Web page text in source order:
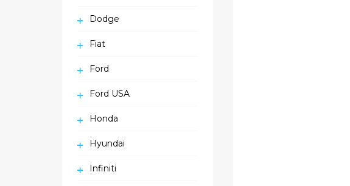
Dodge
Fiat
Ford
Ford USA
Honda
Hyundai
Infiniti